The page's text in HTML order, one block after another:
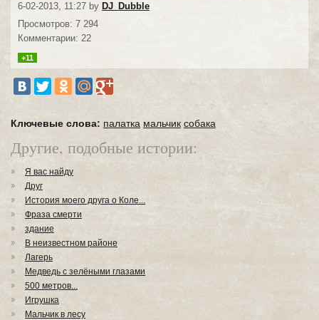
6-02-2013, 11:27 by DJ_Dubble
Просмотров: 7 294
Комментарии: 22
+11
Ключевые слова: палатка мальчик собака
Другие, подобные истории:
Я вас найду
Друг
История моего друга о Коле...
Фраза смерти
здание
В неизвестном районе
Лагерь
Медведь с зелёными глазами
500 метров...
Игрушка
Мальчик в лесу